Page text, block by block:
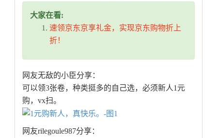
大家在看:
速领京东京享礼金，实现京东购物折上
折！
网友无敌的小臣分享：
可以领3张卷，种类挺多的自己选，必须新人1元
购，vx扫。
网友rilegoule987分享：